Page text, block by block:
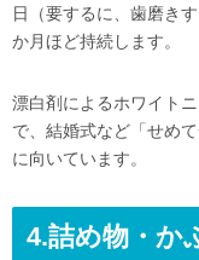
日（要するに、歯磨き
か月ほど持続します。
漂白剤によるホワイト
で、結婚式など「せめ
に向いています。
4.詰め物・か